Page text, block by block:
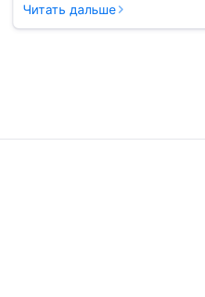
Читать дальше